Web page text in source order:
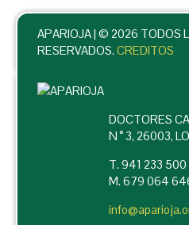
APARIOJA | © 2026 TODOS
RESERVADOS. CREDITOS
DOCTORES
N ° 3, 26003,
T. 941 233 500
M. 679 064